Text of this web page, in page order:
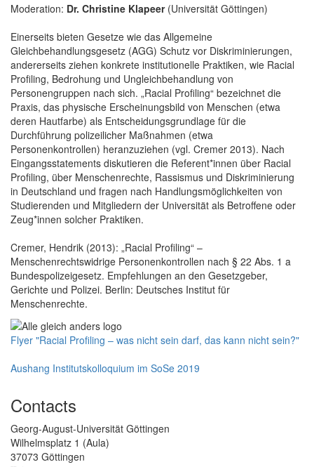
Moderation: Dr. Christine Klapeer(Universität Göttingen)
Einerseits bieten Gesetze wie das Allgemeine
Gleichbehandlungsgesetz (AGG) Schutz vor Diskriminierungen,
andererseits ziehen konkrete institutionelle Praktiken, wie Racial
Profiling, Bedrohung und Ungleichbehandlung von
Personengruppen nach sich. „Racial Profiling“ bezeichnet die
Praxis, das physische Erscheinungsbild von Menschen (etwa
deren Hautfarbe) als Entscheidungsgrundlage für die
Durchführung polizeilicher Maßnahmen (etwa
Personenkontrollen) heranzuziehen (vgl. Cremer 2013). Nach
Eingangsstatements diskutieren die Referent*innen über Racial
Profiling, über Menschenrechte, Rassismus und Diskriminierung
in Deutschland und fragen nach Handlungsmöglichkeiten von
Studierenden und Mitgliedern der Universität als Betroffene oder
Zeug*innen solcher Praktiken.
Cremer, Hendrik (2013): „Racial Profiling“ –
Menschenrechtswidrige Personenkontrollen nach § 22 Abs. 1 a
Bundespolizeigesetz. Empfehlungen an den Gesetzgeber,
Gerichte und Polizei. Berlin: Deutsches Institut für
Menschenrechte.
Flyer "Racial Profiling – was nicht sein darf, das kann nicht sein?"
Aushang Institutskolloquium im SoSe 2019
Contacts
Georg-August-Universität Göttingen
Wilhelmsplatz 1 (Aula)
37073 Göttingen